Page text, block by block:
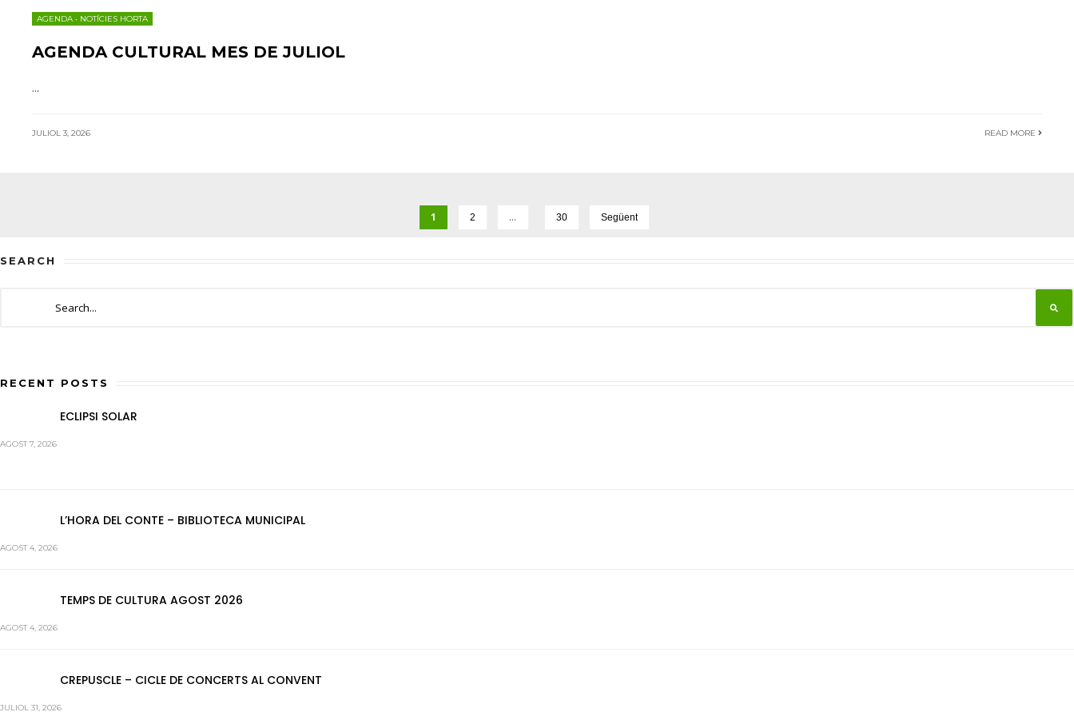
AGENDA • NOTÍCIES HORTA
AGENDA CULTURAL MES DE JULIOL
...
JULIOL 3, 2026 READ MORE
1 2 … 30 Següent
SEARCH
RECENT POSTS
ECLIPSI SOLAR
AGOST 7, 2026
L’HORA DEL CONTE – BIBLIOTECA MUNICIPAL
AGOST 4, 2026
TEMPS DE CULTURA AGOST 2026
AGOST 4, 2026
CREPUSCLE – CICLE DE CONCERTS AL CONVENT
JULIOL 31, 2026